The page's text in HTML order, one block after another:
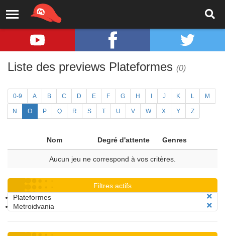
Liste des previews Plateformes (0)
0-9 A B C D E F G H J K L M
N O P Q R S T U V W X Y Z
Nom Degré d'attente Genres
Aucun jeu ne correspond à vos critères.
Filtres actifs
Plateformes
Metroidvania